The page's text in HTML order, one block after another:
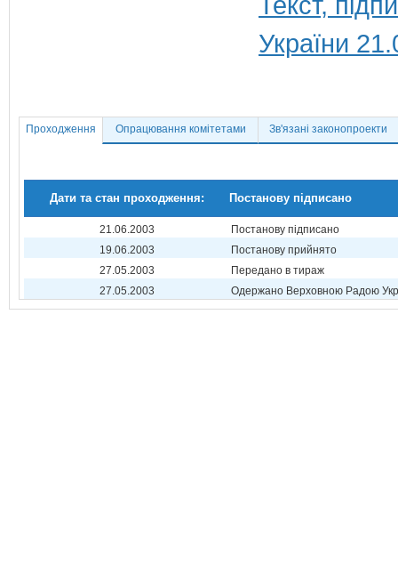
України
Проходження Опрацювання комітетами Зв'язані законопроекти
Дати та стан проходження: Постанову підписано
21.06.2003
Постанову підписано
19.06.2003
Постанову прийнято
27.05.2003
Передано в тираж
27.05.2003
Одержано Верховною Радою